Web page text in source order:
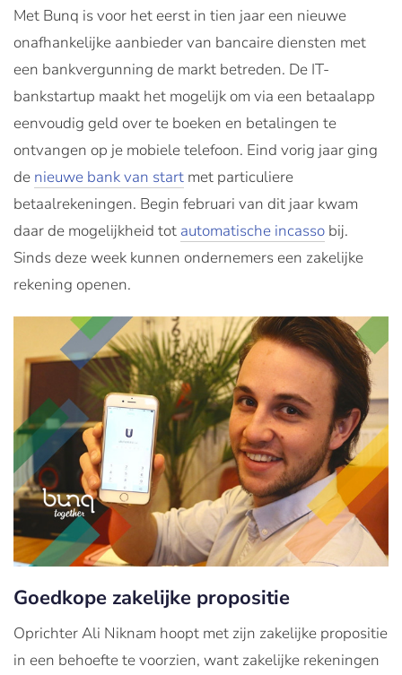
Met Bunq is voor het eerst in tien jaar een nieuwe
onafhankelijke aanbieder van bancaire diensten met
een bankvergunning de markt betreden. De IT-
bankstartup maakt het mogelijk om via een betaalapp
eenvoudig geld over te boeken en betalingen te
ontvangen op je mobiele telefoon. Eind vorig jaar ging
de nieuwe bank van start met particuliere
betaalrekeningen. Begin februari van dit jaar kwam
daar de mogelijkheid tot automatische incasso bij.
Sinds deze week kunnen ondernemers een zakelijke
rekening openen.
Goedkope zakelijke propositie
Oprichter Ali Niknam hoopt met zijn zakelijke propositie
in een behoefte te voorzien, want zakelijke rekeningen